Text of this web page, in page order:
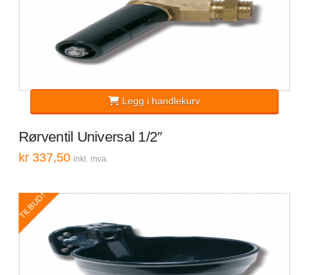
Rørventil Universal 1/2″
kr337,50 inkl. mva.
Legg i handlekurv
TILBUD!